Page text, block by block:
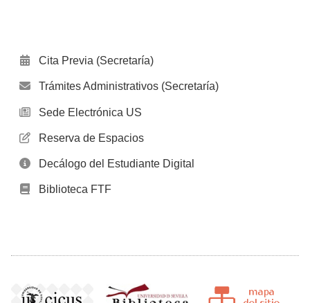
Cita Previa (Secretaría)
Trámites Administrativos (Secretaría)
Sede Electrónica US
Reserva de Espacios
Decálogo del Estudiante Digital
Biblioteca FTF